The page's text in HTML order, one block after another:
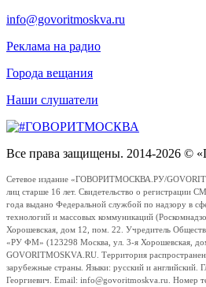
info@govoritmoskva.ru
Реклама на радио
Города вещания
Наши слушатели
Все права защищены. 2014-2026 ©
Сетевое издание «ГОВОРИТМОСКВА.РУ/
лиц старше 16 лет. Свидетельство о
года выдано Федеральной службой по надзору в
технологий и массовых коммуникаций
Хорошевская, дом 12, пом. 22. Учредитель
«РУ ФМ» (123298 Москва, ул. 3-я Хорошевская,
GOVORITMOSKVA.RU. Территория
зарубежные страны. Языки: русский и английский.
Георгиевич. Email: info@govoritmoskva.ru. Номер